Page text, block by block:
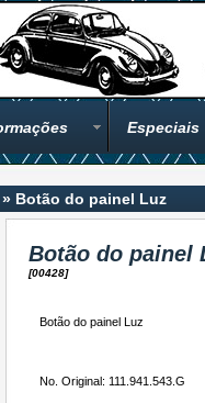
Especiais
» Botão do painel Luz
Botão do painel
[00428]
Botão do painel Luz
No. Original: 111.941.543.G